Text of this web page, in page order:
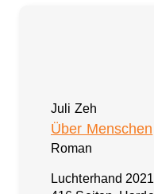
Juli Zeh
Über Menschen
Roman
Luchterhand 2021